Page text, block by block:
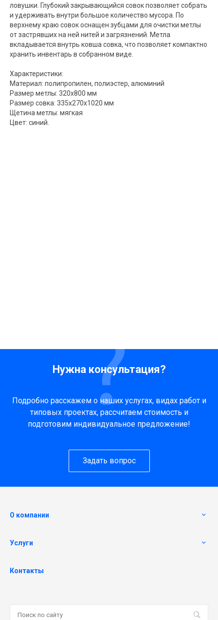
ловушки. Глубокий закрывающийся совок позволяет собрать
и удерживать внутри большое количество мусора. По
верхнему краю совок оснащен зубцами для очистки метлы
от застрявших на ней нитей и загрязнений. Метла
вкладывается внутрь ковша совка, что позволяет компактно
хранить инвентарь в собранном виде.
Характеристики:
Материал: полипропилен, полиэстер, алюминий
Размер метлы: 320х800 мм
Размер совка: 335х270х1020 мм
Щетина метлы: мягкая
Цвет: синий.
Нужна консультация?
Подробно расскажем о наших услугах, видах работ и
типовых проектах, рассчитаем стоимость и
подготовим индивидуальное предложение!
Задать вопрос
О компании
Услуги
Контакты